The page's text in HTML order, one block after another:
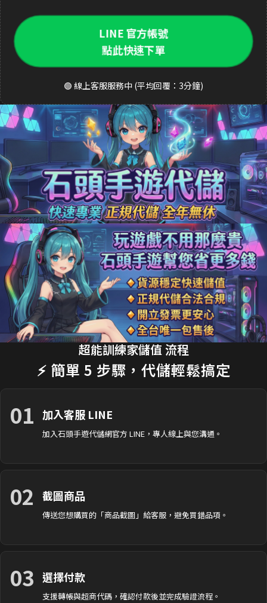
4分鐘前 張**凱 購買了 490元 週禮包
5分鐘前 王**明 購買了 990元 月卡
8分鐘前 S**ea 購買了 3290元 禮包 交易成功
9分鐘前 吳**宏 購買了 1690元 豪華禮包 交易成功
10分鐘前 m**ky 購買了 33元 銅板禮包
12分鐘前 李**芬 購買了 990元 成長禮包 交易成功
15分鐘前 J**son 購買了 3290元 禮包 交易成功
18分鐘前 劉**瑄 購買了 170元 限時禮包 交易成功
20分鐘前 T**y_L 購買了 2990元 節日禮包 交易成功
22分鐘前 蔡**文 購買了 33元 銅板禮包 交易成功
25分鐘前 H**nry 購買了 490元 特惠禮包 交易成功
28分鐘前 黃**傑 購買了 1690元 禮包 交易成功
30分鐘前 Ap**le 購買了 990元 月卡 交易成功
35分鐘前 楊**婷 購買了 3290元 禮包 交易成功
LINE 官方帳號
點此快速下單
🟢 線上客服服務中 (平均回覆：3分鐘)
超能訓練家儲值 流程
⚡ 簡單 5 步驟，代儲輕鬆搞定
01 加入客服 LINE
加入石頭手遊代儲網官方 LINE，專人線上與您溝通。
02 截圖商品
傳送您想購買的「商品截圖」給客服，避免買錯品項。
03 選擇付款
支援轉帳與超商代碼，確認付款後並完成驗證流程。